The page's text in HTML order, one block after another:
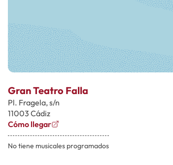
Gran Teatro Falla
Pl. Fragela, s/n
11003 Cádiz
Cómo llegar
No tiene musicales programados